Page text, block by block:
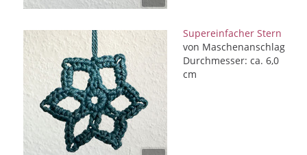
Supereinfacher Stern
von Maschenanschlag
Durchmesser: ca. 6,0
cm